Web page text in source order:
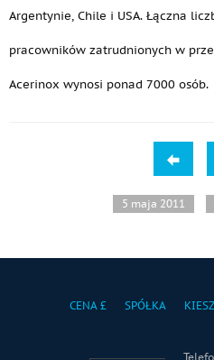
Argentynie, Chile i USA. Łączna
pracowników zatrudnionych w
Acerinox wynosi ponad 7000 osób.
5 maja 2011
CENA £ SPÓŁKA